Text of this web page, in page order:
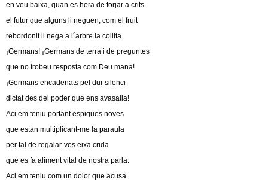
en veu baixa, quan es hora de forjar a crits
el futur que alguns li neguen, com el fruit
rebordonit li nega a l´arbre la collita.
¡Germans! ¡Germans de terra i de preguntes
que no trobeu resposta com Deu mana!
¡Germans encadenats pel dur silenci
dictat des del poder que ens avasalla!
Aci em teniu portant espigues noves
que estan multiplicant-me la paraula
per tal de regalar-vos eixa crida
que es fa aliment vital de nostra parla.
Aci em teniu com un dolor que acusa